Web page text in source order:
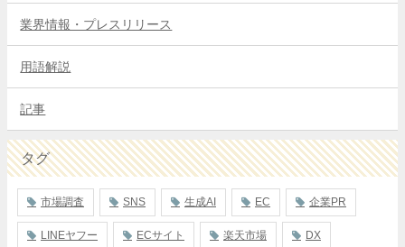
業界情報・プレスリリース
用語解説
記事
タグ
市場調査 SNS 生成AI EC 企業PR
LINEヤフー ECサイト 楽天市場 DX